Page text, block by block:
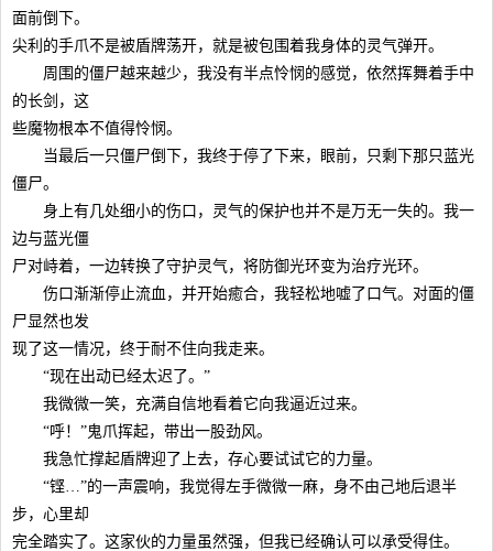
面前倒下。
尖利的手爪不是被盾牌荡开，就是被包围着我身体的灵气弹开。
周围的僵尸越来越少，我没有半点怜悯的感觉，依然挥舞着手中
的长剑，这
些魔物根本不值得怜悯。
当最后一只僵尸倒下，我终于停了下来，眼前，只剩下那只蓝光
僵尸。
身上有几处细小的伤口，灵气的保护也并不是万无一失的。我一
边与蓝光僵
尸对峙着，一边转换了守护灵气，将防御光环变为治疗光环。
伤口渐渐停止流血，并开始癒合，我轻松地嘘了口气。对面的僵
尸显然也发
现了这一情况，终于耐不住向我走来。
“现在出动已经太迟了。”
我微微一笑，充满自信地看着它向我逼近过来。
“呼！”鬼爪挥起，带出一股劲风。
我急忙撑起盾牌迎了上去，存心要试试它的力量。
“铿…”的一声震响，我觉得左手微微一麻，身不由己地后退半
步，心里却
完全踏实了。这家伙的力量虽然强，但我已经确认可以承受得住。